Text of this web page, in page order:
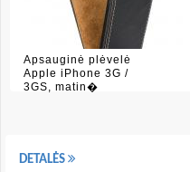
Apsauginė plėvelė
Apple iPhone 3G /
3GS, matin�
DETALĖS